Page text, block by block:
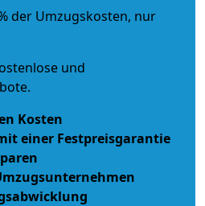
der Umzugskosten, nur
und
Kosten
einer Festpreisgarantie